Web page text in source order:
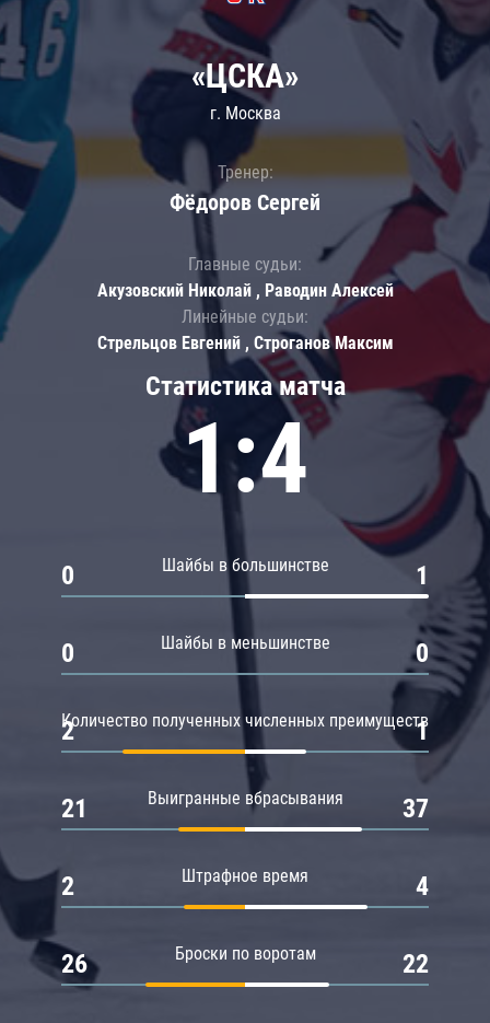
Статистика матча
1:4
Шайбы в большинстве
0 1
Шайбы в меньшинстве
0 0
Количество полученных численных преимуществ
2 1
Выигранные вбрасывания
21 37
Штрафное время
2 4
Броски по воротам
26 22
«ЦСКА»
г. Москва
Тренер:
Фёдоров Сергей
Главные судьи:
Акузовский Николай , Раводин Алексей
Линейные судьи:
Стрельцов Евгений , Строганов Максим